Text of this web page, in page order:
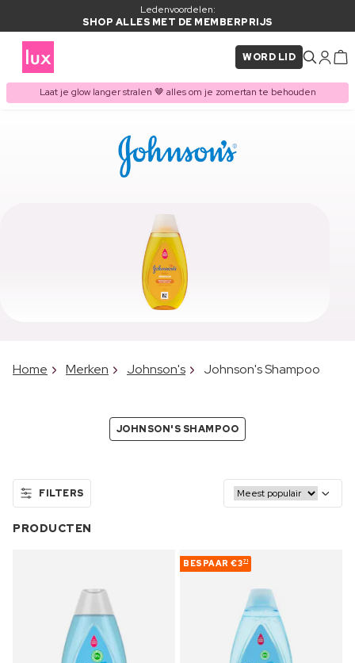
Ledenvoordelen:
SHOP ALLES MET DE MEMBERPRIJS
WORD LID
Laat je glow langer stralen 🤎 alles om je zomertan te behouden
Home Merken Johnson's Johnson's Shampoo
JOHNSON'S SHAMPOO
FILTERS
PRODUCTEN
BESPAAR €371